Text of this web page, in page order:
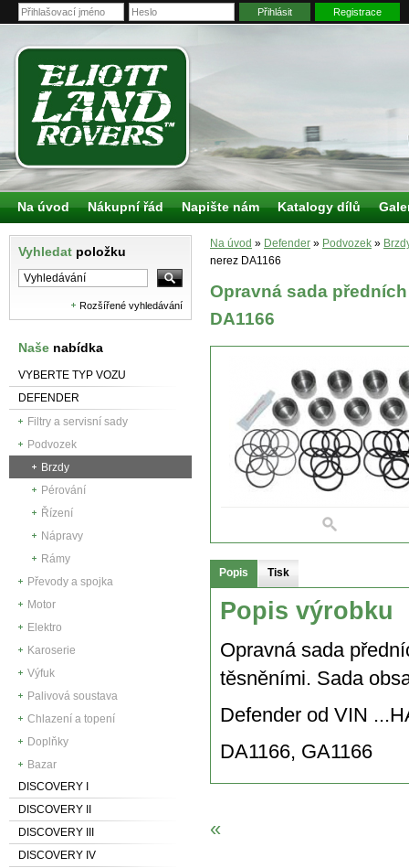
Přihlásit Registrace
Vyhledat položku
Rozšířené vyhledávání
Naše nabídka
VYBERTE TYP VOZU
DEFENDER
Filtry a servisní sady
Podvozek
Brzdy
Pérování
Řízení
Nápravy
Rámy
Převody a spojka
Motor
Elektro
Karoserie
Výfuk
Palivová soustava
Chlazení a topení
Doplňky
Bazar
DISCOVERY I
DISCOVERY II
DISCOVERY III
DISCOVERY IV
Na úvod » Defender » Podvozek »
nerez DA1166
Opravná sada
DA1166
Popis Tisk
Popis výrobku
Opravná sada
těsněními. Sada
Defender od VIN
DA1166, GA1166
«
Na úvod Nákupní řád Napište nám Katalogy dílů